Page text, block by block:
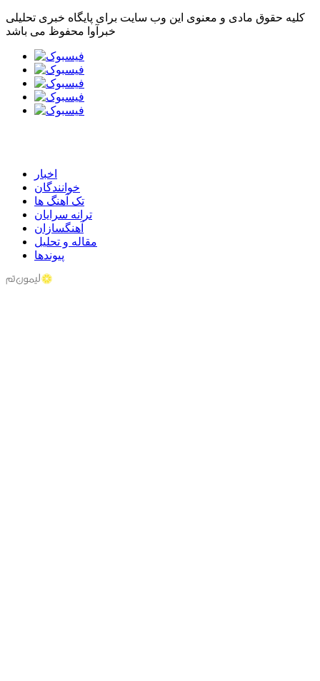
کلیه حقوق مادی و معنوی این وب سایت برای پایگاه خبری تحلیلی
خبرآوا محفوظ می باشد
اخبار
خوانندگان
تک آهنگ ها
ترانه سرایان
آهنگسازان
مقاله و تحلیل
پیوندها